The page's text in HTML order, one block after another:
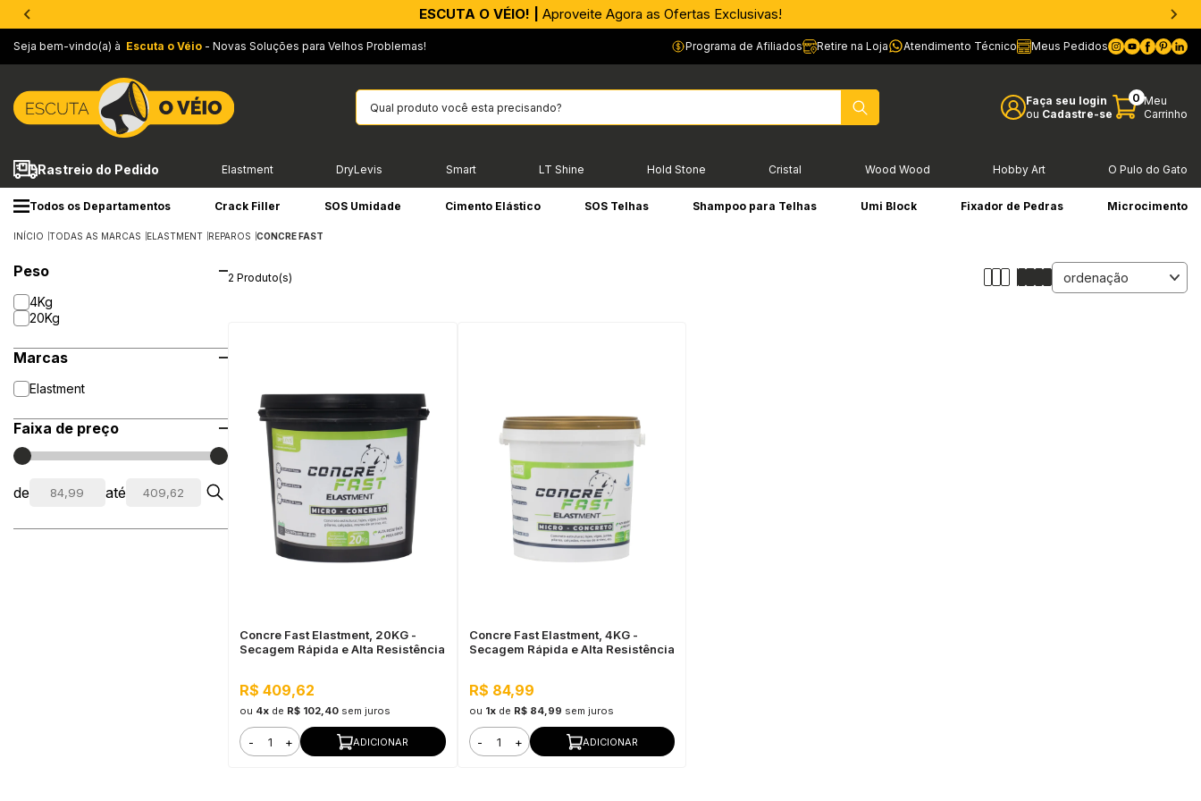
ESCUTA O VÉIO! | Aproveite Agora as Ofertas Exclusivas!
Seja bem-vindo(a) à Escuta o Véio - Novas Soluções para Velhos Problemas! Programa de Afiliados Retire na Loja Atendimento Técnico Meus Pedidos
Faça seu login
ou Cadastre-se
0 Meu
Carrinho
Rastreio do Pedido Elastment DryLevis Smart LT Shine Hold Stone Cristal Wood Wood Hobby Art O Pulo do Gato
Todos os Departamentos Crack Filler SOS Umidade Cimento Elástico SOS Telhas Shampoo para Telhas Umi Block Fixador de Pedras Microcimento
INÍCIO TODAS AS MARCAS ELASTMENT REPAROS CONCRE FAST
Peso
4Kg
20Kg
Marcas
Elastment
Faixa de preço
de até
2 Produto(s)
Concre Fast Elastment, 20KG -
Secagem Rápida e Alta Resistência
R$ 409,62
ou 4x de R$ 102,40 sem juros
- + ADICIONAR
Concre Fast Elastment, 4KG -
Secagem Rápida e Alta Resistência
R$ 84,99
ou 1xde R$ 84,99 sem juros
- + ADICIONAR